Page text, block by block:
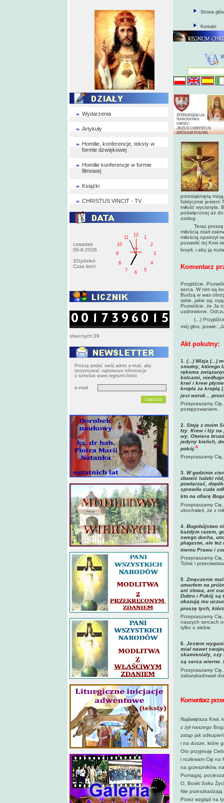
Wydarzenia
Artykuły
Homilie, konferencje, teksty w
formie dzwiękowej
Homilie konferencje w formie
filmowej
Książki
CHRISTUS VINCIT - TV
czwartek
06-8-2026
32tydzień
Czas letni
1
2
3
4
5
6
7
8
9
10
11
12
AM
czwartek
obecnych:39
Proszę podać swój adres e-mail, aby
otrzymywać najnowsze informacje
o serwisie www.regnumchristi
e-mail
Strona
Kontakt
przesiąkniętą
faktycznie jestem
miłość
poświęconej aż
zasług.
Teraz proszę
miłością otarł
miłością opatrzył
pozwolić tej Krwi
kropli, i aby ją
Komentarz
Przyjdźcie.
serca. W nim są
Budzą w was
takie, jakie są:
Pozwólcie, że Ja
uzdrowione.
(...) Przyjdźcie
mój głos, powie:
Akt pokutny:
1
(...) Wizja (...)
smutny, którego
rękoma
kolcami,
krwi i krew
kropla za kroplą
jest wzrok...
Przepraszamy
postępowaniem.
2. Stoję z moim
łzy. Krew i łzy
wy. Otwiera
jedyny kielich,
pokój.4
Przepraszamy
3. W godzinie
zbawić ludzki
powtarzać,
sprawiła cuda
kto na ofiarę
Przepraszamy
ukochałeś, że z
4 Bogobójstwo
każdym razem,
swego ducha,
plugastw, ale też
memu Prawu i
Przepraszamy
Tobie i
5 Zmęczenie
umarłem na
ani słowa, ani
Dobro i Pokój są
okazują mu
proszę tych,
Przepraszamy
naszych sercach
tylko o siebie.
6. Jestem
miał nawet
skamieniały, czy
są serca wierne.
Przepraszamy
zabarykadowali
Komentarz
Najświętsza Krwi,
z żył naszego
zstąp jak
i na dusze, które
Oto przyjmuję
i rozlewam Cię na
na grzeszników,
Pomagaj,
O, Boski Soku
Nie przeszkadzają
Przez wzgląd na